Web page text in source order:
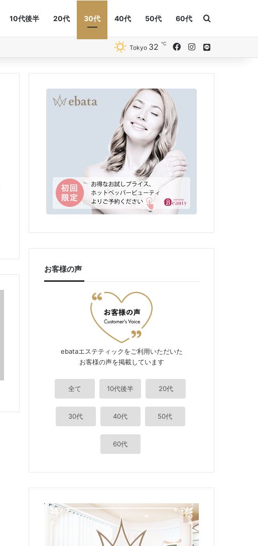
10代後半 20代 30代 40代 50代 60代 Search for
Tokyo 32 ℃ FacebookInstagram
お客様の声
ebataエステティックをご利用いただいた
お客様の声を掲載しています
全て 10代後半 20代
30代 40代 50代
60代